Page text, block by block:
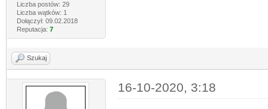
Liczba postów: 29
Liczba wątków: 1
Dołączył: 09.02.2018
Reputacja: 7
Szukaj
16-10-2020, 3:18